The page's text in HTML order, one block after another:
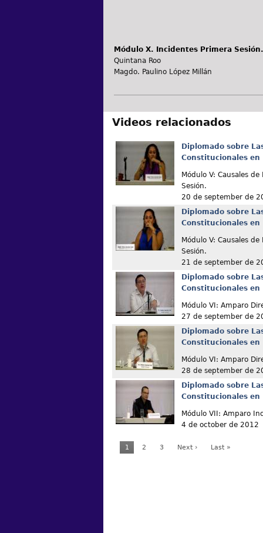
Módulo X. Incidentes Primera Sesión.
Quintana Roo
Magdo. Paulino López Millán
Videos relacionados
Diplomado sobre
Constitucionales en
Módulo V: Causales
Sesión.
20 de september de
Diplomado sobre
Constitucionales en
Módulo V: Causales
Sesión.
21 de september de
Diplomado sobre
Constitucionales en
Módulo VI: Amparo
27 de september de
Diplomado sobre
Constitucionales en
Módulo VI: Amparo
28 de september de
Diplomado sobre
Constitucionales en
Módulo VII: Amparo
4 de october de 2012
1 2 3 Next › Last »